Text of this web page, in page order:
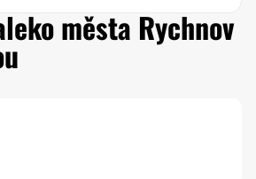
města Rychnov